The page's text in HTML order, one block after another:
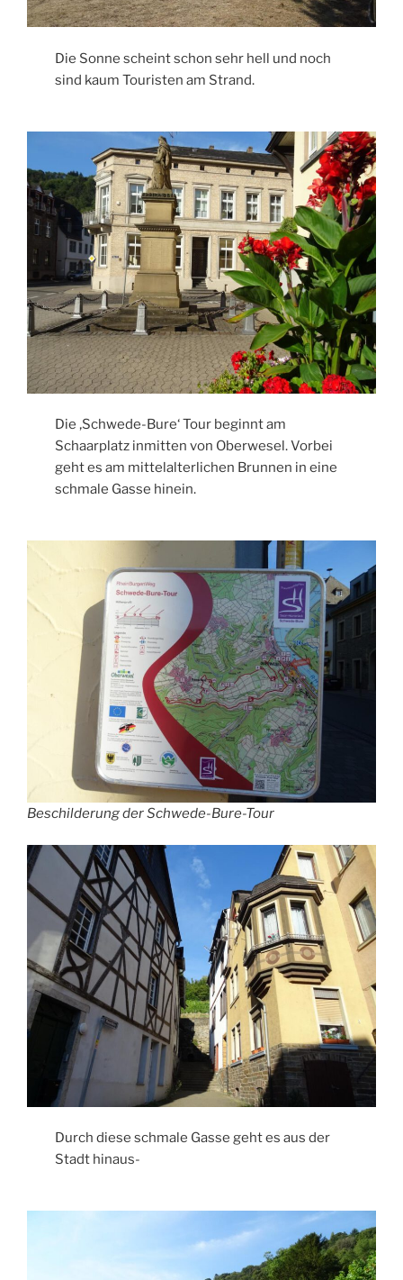
Die Sonne scheint schon sehr hell und noch
sind kaum Touristen am Strand.
Die ‚Schwede-Bure‘ Tour beginnt am
Schaarplatz inmitten von Oberwesel. Vorbei
geht es am mittelalterlichen Brunnen in eine
schmale Gasse hinein.
Beschilderung der Schwede-Bure-Tour
Durch diese schmale Gasse geht es aus der
Stadt hinaus-